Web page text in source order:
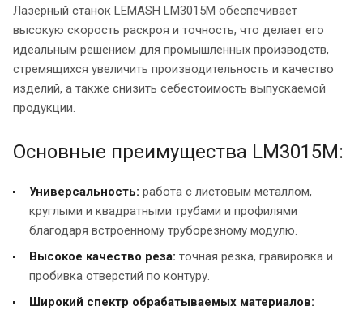
Лазерный станок LEMASH LM3015M обеспечивает
высокую скорость раскроя и точность, что делает его
идеальным решением для промышленных производств,
стремящихся увеличить производительность и качество
изделий, а также снизить себестоимость выпускаемой
продукции.
Основные преимущества LM3015M:
Универсальность: работа с листовым металлом,
круглыми и квадратными трубами и профилями
благодаря встроенному труборезному модулю.
Высокое качество реза: точная резка, гравировка и
пробивка отверстий по контуру.
Широкий спектр обрабатываемых материалов: